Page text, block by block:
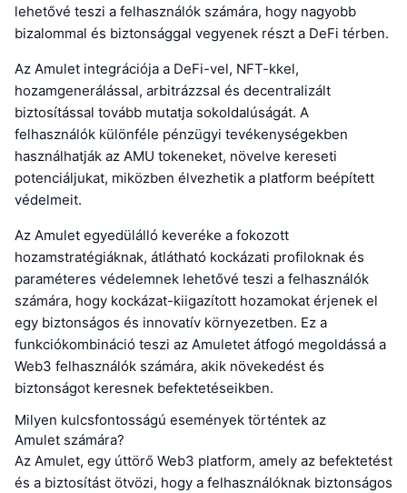
lehetővé teszi a felhasználók számára, hogy nagyobb
bizalommal és biztonsággal vegyenek részt a DeFi térben.
Az Amulet integrációja a DeFi-vel, NFT-kkel,
hozamgenerálással, arbitrázzsal és decentralizált
biztosítással tovább mutatja sokoldalúságát. A
felhasználók különféle pénzügyi tevékenységekben
használhatják az AMU tokeneket, növelve kereseti
potenciáljukat, miközben élvezhetik a platform beépített
védelmeit.
Az Amulet egyedülálló keveréke a fokozott
hozamstratégiáknak, átlátható kockázati profiloknak és
paraméteres védelemnek lehetővé teszi a felhasználók
számára, hogy kockázat-kiigazított hozamokat érjenek el
egy biztonságos és innovatív környezetben. Ez a
funkciókombináció teszi az Amuletet átfogó megoldássá a
Web3 felhasználók számára, akik növekedést és
biztonságot keresnek befektetéseikben.
Milyen kulcsfontosságú események történtek az
Amulet számára?
Az Amulet, egy úttörő Web3 platform, amely az befektetést
és a biztosítást ötvözi, hogy a felhasználóknak biztonságos